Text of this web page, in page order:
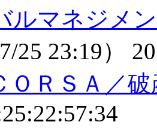
ルマネジメ
25 23:19）
ＯＲＳＡ／